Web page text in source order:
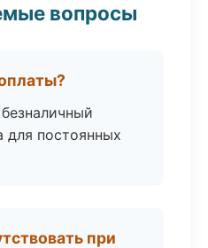
вопросы
для постоянных
при